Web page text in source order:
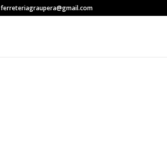
ferreteriagraupera@gmail.com